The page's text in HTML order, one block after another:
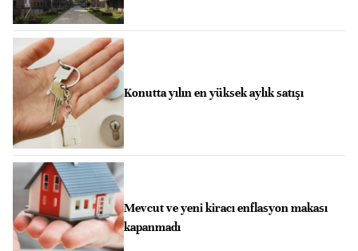
Konutta yılın en yüksek aylık satışı
Mevcut ve yeni kiracı enflasyon makası
kapanmadı